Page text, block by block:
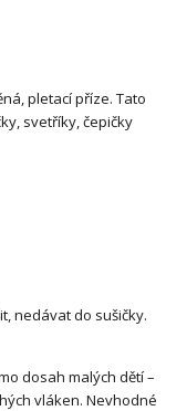
pletací příze. Tato
svetříky, čepičky
nedávat do sušičky.
dosah malých dětí –
vláken. Nevhodné